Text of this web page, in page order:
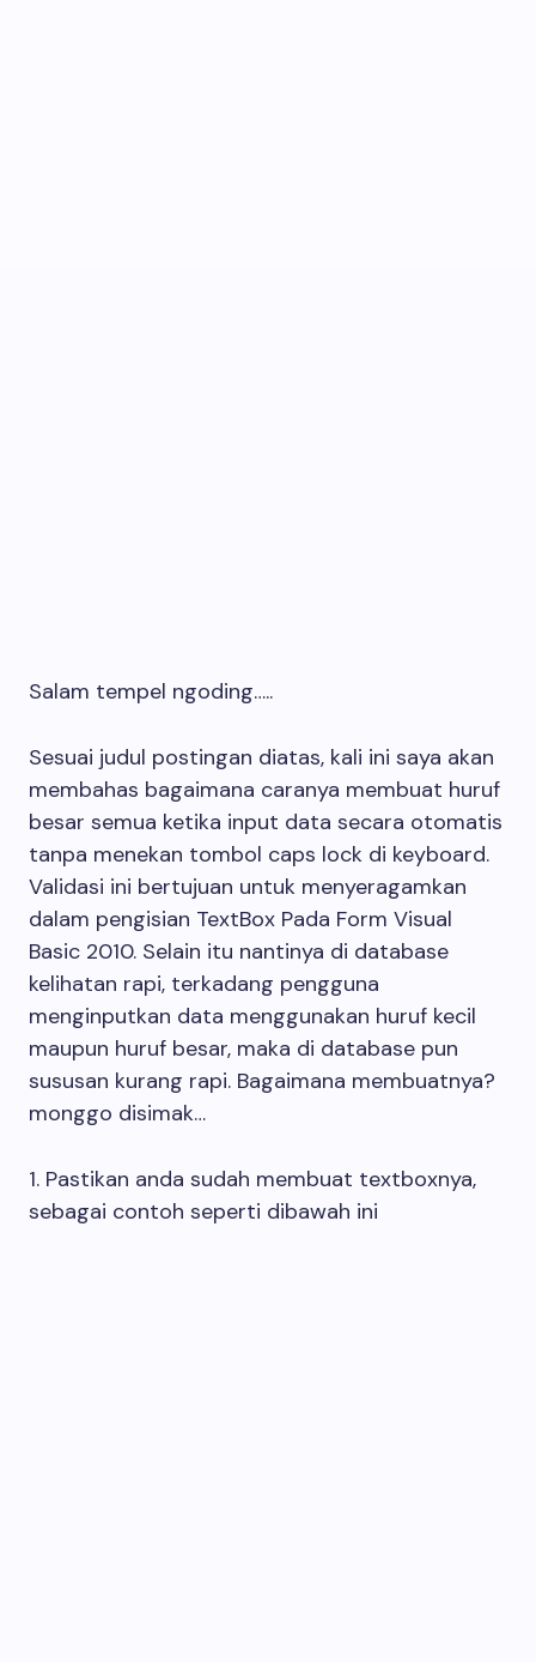
Salam tempel ngoding…..
Sesuai judul postingan diatas, kali ini saya akan
membahas bagaimana caranya membuat huruf
besar semua ketika input data secara otomatis
tanpa menekan tombol caps lock di keyboard.
Validasi ini bertujuan untuk menyeragamkan
dalam pengisian TextBox Pada Form Visual
Basic 2010. Selain itu nantinya di database
kelihatan rapi, terkadang pengguna
menginputkan data menggunakan huruf kecil
maupun huruf besar, maka di database pun
sususan kurang rapi. Bagaimana membuatnya?
monggo disimak…
1. Pastikan anda sudah membuat textboxnya,
sebagai contoh seperti dibawah ini